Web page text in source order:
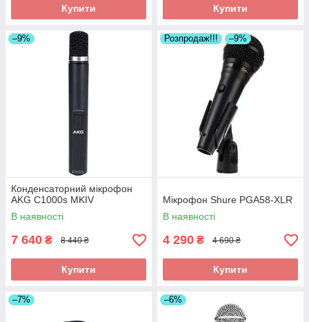
Купити Купити
–9%
Конденсаторний мікрофон
AKG C1000s MKIV
В наявності
7 640 ₴ 8 440 ₴
Купити
Розпродаж!!! –9%
Мікрофон Shure PGA58-XLR
В наявності
4 290 ₴ 4 690 ₴
Купити
–7% –6%